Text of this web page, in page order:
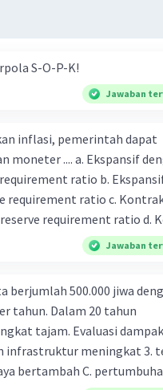
S-O-P-K!
Jawaban
inflasi, pemerintah dapat
moneter .... a. Ekspansif
ratio b.
requirement ratio c.
requirement ratio d.
reserve requirement ratio e.
tingkat diskonto Bila Bank
.... a. Menimbulkan inflasi di
beredar (penawaran
atas b. Menimbulkan
uang beredar
ke kanan atas c. Tingkat
Jawaban
berjumlah 500.000 jiwa
tahun. Dalam 20 tahun
tajam. Evaluasi
infrastruktur meningkat 3.
bertambah C.